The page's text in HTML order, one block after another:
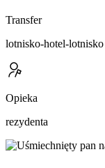
Transfer
lotnisko-hotel-lotnisko
Opieka
rezydenta